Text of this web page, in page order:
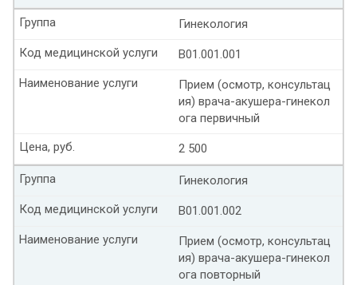
Гинекология
Группа
В01.001.001
Код медицинской услуги
Прием (осмотр, консультац
ия) врача-акушера-гинекол
ога первичный
Наименование услуги
2 500
Цена, руб.
Гинекология
Группа
В01.001.002
Код медицинской услуги
Прием (осмотр, консультац
ия) врача-акушера-гинекол
ога повторный
Наименование услуги